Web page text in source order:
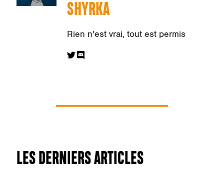
SHYRKA
Rien n'est vrai, tout est permis
LES DERNIERS ARTICLES